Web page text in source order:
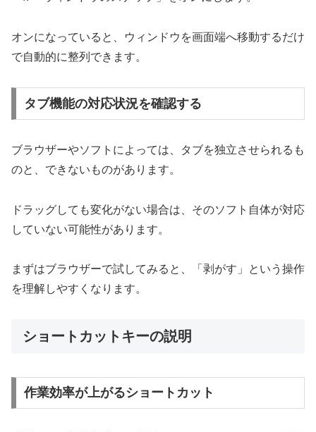
オンになっていると、ウィンドウを画面端へ移動するだけ
で自動的に整列できます。
タブ機能の対応状況を確認する
ブラウザーやソフトによっては、タブを独立させられるも
のと、できないものがあります。
ドラッグしても変化がない場合は、そのソフト自体が対応
していない可能性があります。
まずはブラウザーで試してみると、「剥がす」という操作
を理解しやすくなります。
ショートカットキーの説明
作業効率が上がるショートカット